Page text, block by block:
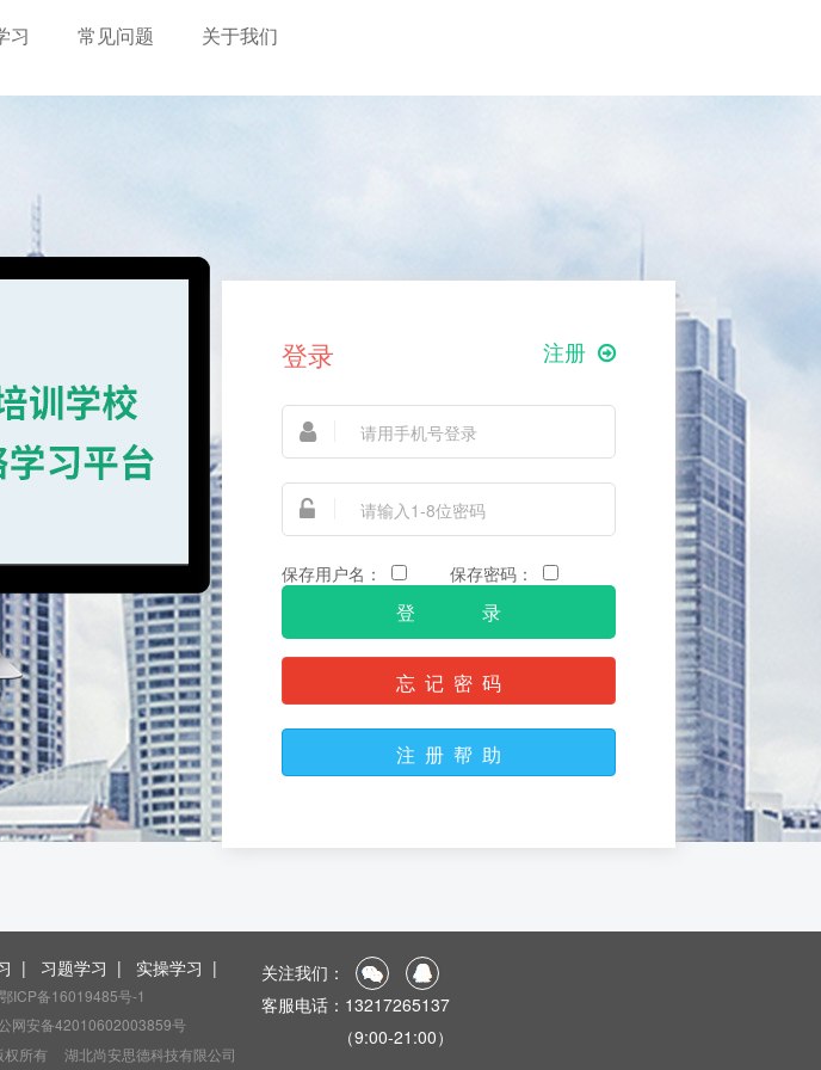
习 常见问题 关于我们
登录 注册
保存用户名： 保存密码：
忘 记 密 码
注 册 帮 助
| 习题学习 | 实操学习 |
鄂ICP备16019485号-1
网安备42010602003859号
权所有
湖北尚安思德科技有限公司
关注我们：
客服电话：13217265137
（9:00-21:00）